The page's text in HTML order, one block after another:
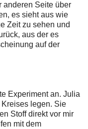
anderen Seite über
es sieht aus wie
Zeit zu sehen und
aus der es
auf der
Experiment an. Julia
legen. Sie
Stoff direkt vor mir
mit dem